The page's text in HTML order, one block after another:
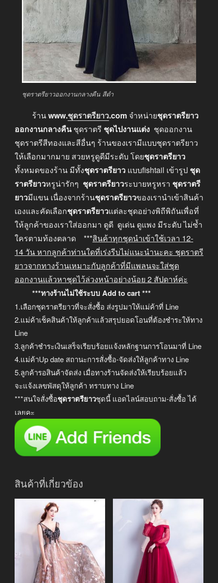
ชุดราตรียาวออกงานกลางคืน สีดำ
ร้านwww.ชุดราตรียาว.com จำหน่ายชุดราตรียาว
ออกงานกลางคืนชุดราตรี ชุดไปงานแต่ง ชุดออกงาน
ชุดราตรีสีทองและสีอื่นๆ ร้านของเรามีแบบชุดราตรียาว
ให้เลือกมากมาย สวยหรูดูดีมีระดับ โดยชุดราตรียาว
ทั้งหมดของร้าน มีทั้งชุดราตรียาว แบบfishtail เข้ารูป ชุด
ราตรียาวหรูน่ารักๆ ชุดราตรียาวระบายหรูหรา ชุดราตรี
ยาวมีแขน เนื่องจากร้านชุดราตรียาวของเรานำเข้าสินค้า
เองและคัดเลือกชุดราตรียาวแต่ละชุดอย่างพิถีพิถันเพื่อที่
ให้ลูกค้าของเราใส่ออกมา ดูดี ดูเด่น ดูแพง มีระดับ ไม่ซ้ำ
ใครตามท้องตลาด ***สินค้าทุกชุดนำเข้าใช้เวลา 12-
14 วัน หากลูกค้าท่านใดที่เร่งรีบไม่แนะนำนะคะ ชุดราตรี
ยาวจากทางร้านเหมาะกับลูกค้าที่มีแพลนจะใส่ชุด
ออกงานแล้วหาชุดไว้ล่วงหน้าอย่างน้อย 2 สัปดาห์ค่ะ
***ทางร้านไม่ใช้ระบบ Add to cart ***
1.เลือกชุดราตรียาวที่จะสั่งซื้อ ส่งรูปมาให้แม่ค้าที่ Line
2.แม่ค้าเช็คสินค้าให้ลูกค้าแล้วสรุปยอดโอนที่ต้องชำระให้ทาง
Line
3.ลูกค้าชำระเงินเสร็จเรียบร้อยแจ้งหลักฐานการโอนมาที่ Line
4.แม่ค้าUp date สถานะการสั่งซื้อ-จัดส่งให้ลูกค้าทาง Line
5.ลูกค้ารอสินค้าจัดส่ง เมื่อทางร้านจัดส่งให้เรียบร้อยแล้ว
จะแจ้งเลขพัสดุให้ลูกค้า ทราบทาง Line
***สนใจสั่งซื้อชุดราตรียาวชุดนี้ แอดไลน์สอบถาม-สั่งซื้อ ได้
เลยคะ
สินค้าที่เกี่ยวข้อง